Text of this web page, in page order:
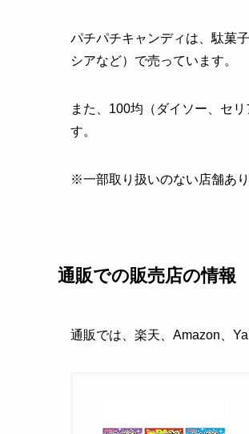
パチパチキャンディは、駄菓
シアなど）で売っています。
また、100均（ダイソー、セ
す。
※一部取り扱いのない店舗あり
通販での販売店の情報
通販では、楽天、Amazon、